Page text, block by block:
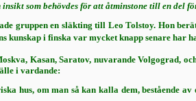
som be­hövdes för att åtminstone till en del
gruppen en släkting till Leo Tolstoy. Hon
kunskap i finska var mycket knapp senare
Kasan, Saratov, nuvarande Volgograd,
i vardande:
hus, om man så kan kalla dem, bestående